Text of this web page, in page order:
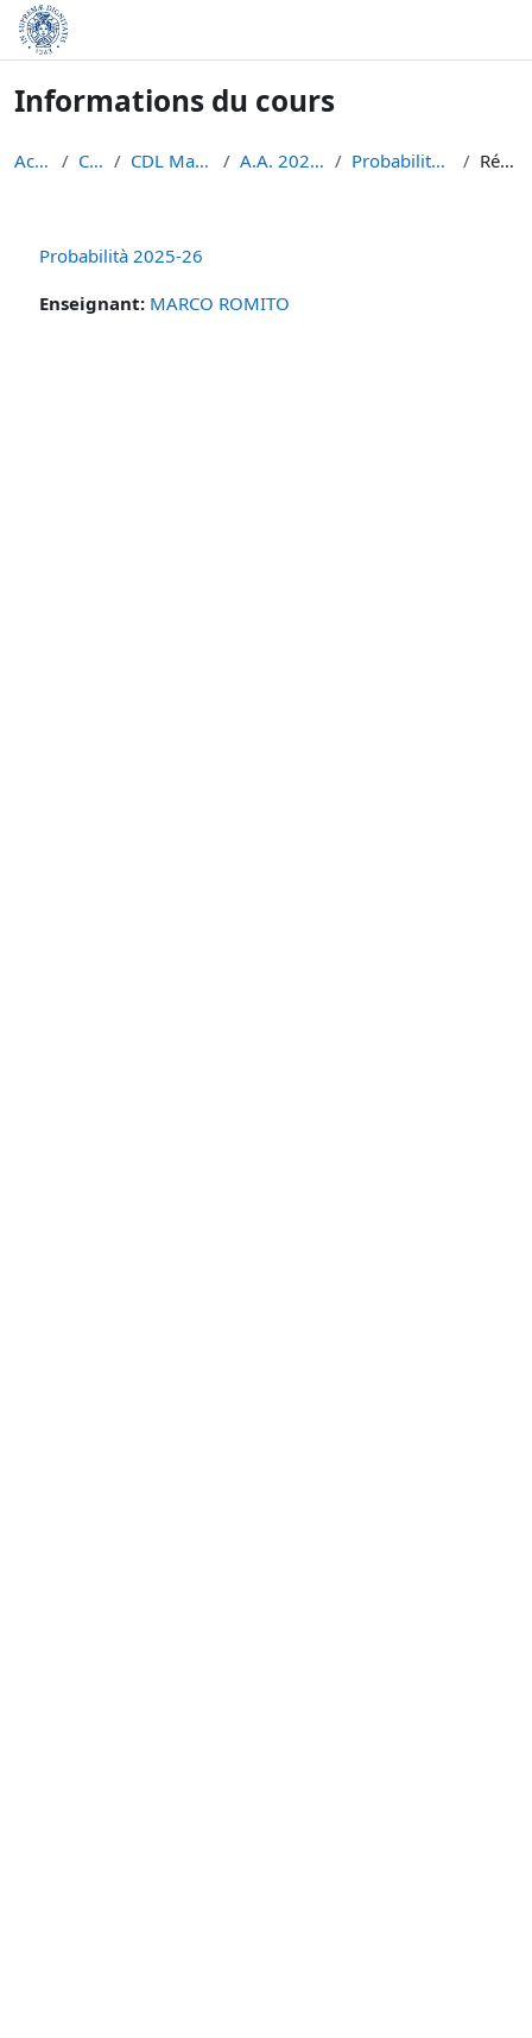
Passer au contenu principal
Informations du cours
Accueil Cours CDL Matematica A.A. 2025 - 2026 Probabilità 2025-26 Résumé
Probabilità 2025-26
Enseignant: MARCO ROMITO